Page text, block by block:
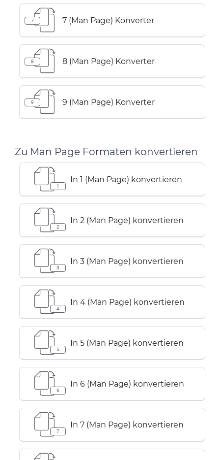
7 7 (Man Page) Konverter
8 8 (Man Page) Konverter
9 9 (Man Page) Konverter
Zu Man Page Formaten konvertieren
1
In 1 (Man Page) konvertieren
2
In 2 (Man Page) konvertieren
3
In 3 (Man Page) konvertieren
4
In 4 (Man Page) konvertieren
5
In 5 (Man Page) konvertieren
6
In 6 (Man Page) konvertieren
7
In 7 (Man Page) konvertieren